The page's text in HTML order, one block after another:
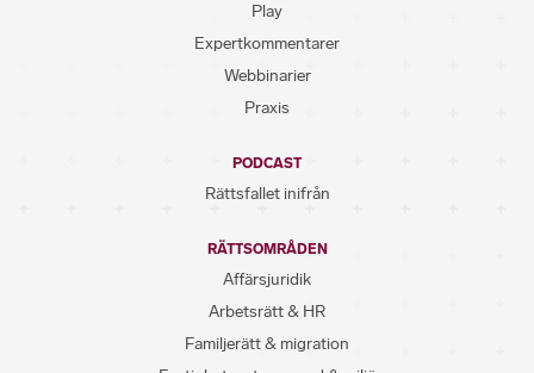
Play
Expertkommentarer
Webbinarier
Praxis
PODCAST
Rättsfallet inifrån
RÄTTSOMRÅDEN
Affärsjuridik
Arbetsrätt & HR
Familjerätt & migration